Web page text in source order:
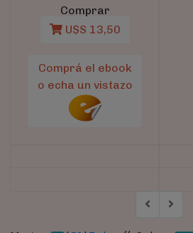
Comprar
U$S 13,50
Comprá el ebook
o echa un vistazo